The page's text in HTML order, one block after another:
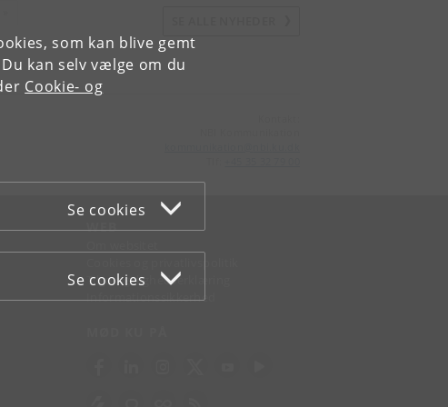
som kan blive gemt
kan selv vælge om du
Cookie- og
Se cookies
Se cookies
WEB
Tilgængelighedserklæring
Informationssikkerhed